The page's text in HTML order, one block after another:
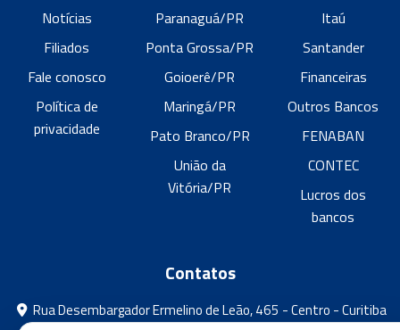
Notícias
Filiados
Fale conosco
Política de
privacidade
Paranaguá/PR
Ponta Grossa/PR
Goioerê/PR
Maringá/PR
Pato Branco/PR
União da
Vitória/PR
Itaú
Santander
Financeiras
Outros Bancos
FENABAN
CONTEC
Lucros dos
bancos
Contatos
Rua Desembargador Ermelino de Leão, 465 - Centro - Curitiba